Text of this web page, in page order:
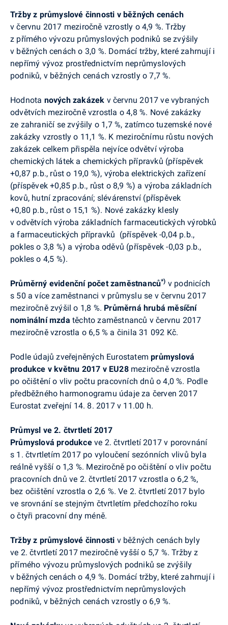
Tržby z průmyslové činnosti v běžných cenách
v červnu 2017 meziročně vzrostly o 4,9 %. Tržby
z přímého vývozu průmyslových podniků se zvýšily
v běžných cenách o 3,0 %. Domácí tržby, které zahrnují i
nepřímý vývoz prostřednictvím neprůmyslových
podniků, v běžných cenách vzrostly o 7,7 %.
Hodnota nových zakázek v červnu 2017 ve vybraných
odvětvích meziročně vzrostla o 4,8 %. Nové zakázky
ze zahraničí se zvýšily o 1,7 %, zatímco tuzemské nové
zakázky vzrostly o 11,1 %. K meziročnímu růstu nových
zakázek celkem přispěla nejvíce odvětvívýroba
chemických látek a chemických přípravků (příspěvek
+0,87 p.b., růst o 19,0 %), výroba elektrických zařízení
(příspěvek +0,85 p.b., růst o 8,9 %) a výroba základních
kovů, hutní zpracování; slévárenství (příspěvek
+0,80 p.b., růst o 15,1 %). Nové zakázky klesly
v odvětvích výroba základních farmaceutických výrobků
a farmaceutických přípravků (příspěvek -0,04 p.b.,
pokles o 3,8 %) a výroba oděvů (příspěvek -0,03 p.b.,
pokles o 4,5 %).
Průměrný evidenční počet zaměstnanců*) v podnicích
s 50 a více zaměstnanci v průmyslu se v červnu 2017
meziročně zvýšil o 1,8 %. Průměrná hrubá měsíční
nominální mzda těchtozaměstnanců v červnu 2017
meziročně vzrostla o 6,5 % a činila 31 092 Kč.
Podle údajů zveřejněných Eurostatemprůmyslová
produkce v květnu 2017 v EU28 meziročně vzrostla
po očištění o vliv počtu pracovních dnů o 4,0 %. Podle
předběžného harmonogramu údaje za červen 2017
Eurostat zveřejní 14. 8. 2017 v 11.00 h.
Průmysl ve 2. čtvrtletí 2017
Průmyslová produkceve 2. čtvrtletí 2017 v porovnání
s 1. čtvrtletím 2017 po vyloučení sezónních vlivů byla
reálně vyšší o 1,3 %. Meziročně po očištění o vliv počtu
pracovních dnů ve 2. čtvrtletí 2017 vzrostla o 6,2 %,
bez očištění vzrostla o 2,6 %.Ve 2. čtvrtletí 2017 bylo
ve srovnání se stejným čtvrtletím předchozího roku
o čtyři pracovní dny méně.
Tržby z průmyslové činnosti v běžných cenách byly
ve 2. čtvrtletí 2017 meziročně vyšší o 5,7 %.Tržby z
přímého vývozu průmyslových podniků se zvýšily
v běžných cenách o 4,9 %. Domácí tržby, které zahrnují i
nepřímý vývoz prostřednictvím neprůmyslových
podniků, v běžných cenách vzrostly o 6,9 %.